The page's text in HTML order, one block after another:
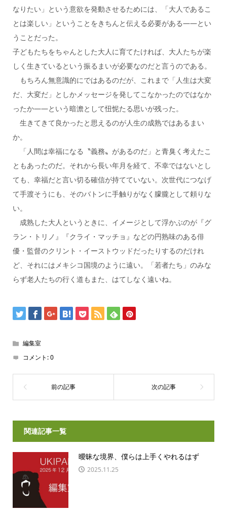
なりたい」という意欲を発動させるためには、「大人であるこ
とは楽しい」ということをきちんと伝える必要がある――とい
うことだった。
子どもたちをちゃんとした大人に育てたければ、大人たちが楽
しく生きているという振るまいが必要なのだと言うのである。
もちろん無意識的にではあるのだが、これまで「人生は大変
だ、大変だ」としかメッセージを発してこなかったのではなか
ったか――という暗澹として忸怩たる思いが残った。
生きてきて良かったと思えるのが人生の成熟ではあるまい
か。
「人間は幸福になる〝義務〟があるのだ」と青臭く考えたこ
ともあったのだ。それから長い年月を経て、不幸ではないとし
ても、幸福だと言い切る確信が持てていない。次世代につなげ
て手渡そうにも、そのバトンに手触りがなく朦朧として頼りな
い。
成熟した大人というときに、イメージとして浮かぶのが『グ
ラン・トリノ』『クライ・マッチョ』などの円熟味のある俳
優・監督のクリント・イーストウッドだったりするのだけれ
ど、それにはメキシコ国境のように遠い。「若者たち」のみな
らず老人たちの行く道もまた、はてしなく遠いね。
編集室
コメント:0
関連記事一覧
曖昧な境界、僕らは上手くやれるはず
2025.11.25